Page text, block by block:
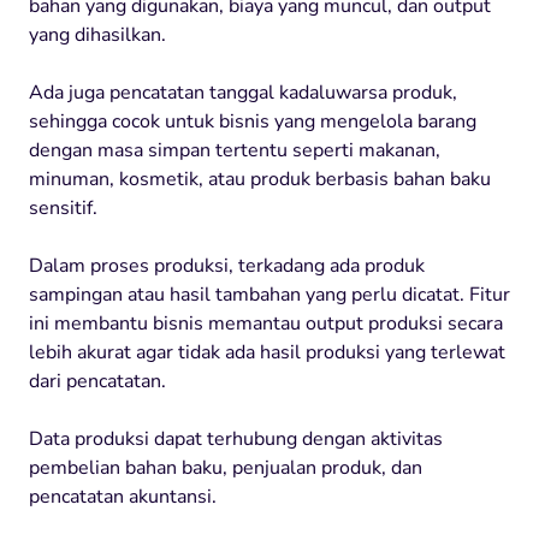
bahan yang digunakan, biaya yang muncul, dan output
yang dihasilkan.
Ada juga pencatatan tanggal kadaluwarsa produk,
sehingga cocok untuk bisnis yang mengelola barang
dengan masa simpan tertentu seperti makanan,
minuman, kosmetik, atau produk berbasis bahan baku
sensitif.
Dalam proses produksi, terkadang ada produk
sampingan atau hasil tambahan yang perlu dicatat. Fitur
ini membantu bisnis memantau output produksi secara
lebih akurat agar tidak ada hasil produksi yang terlewat
dari pencatatan.
Data produksi dapat terhubung dengan aktivitas
pembelian bahan baku, penjualan produk, dan
pencatatan akuntansi.